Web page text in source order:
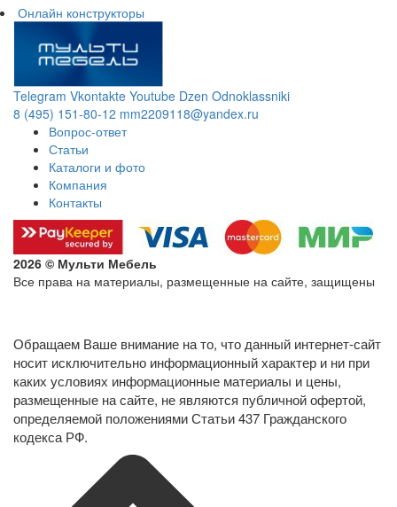
Онлайн конструкторы
Telegram Vkontakte Youtube Dzen Odnoklassniki
8 (495) 151-80-12 mm2209118@yandex.ru
Вопрос-ответ
Статьи
Каталоги и фото
Компания
Контакты
2026 © Мульти Мебель
Все права на материалы, размещенные на сайте, защищены
Обращаем Ваше внимание на то, что данный интернет-сайт
носит исключительно информационный характер и ни при
каких условиях информационные материалы и цены,
размещенные на сайте, не являются публичной офертой,
определяемой положениями Статьи 437 Гражданского
кодекса РФ.